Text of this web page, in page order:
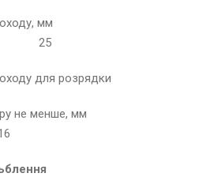
мм
для розрядки
не менше, мм